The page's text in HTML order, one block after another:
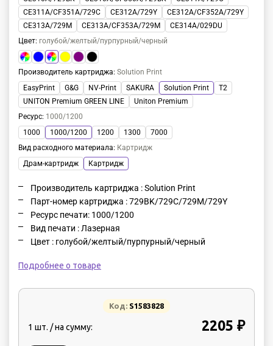
CE311A/CF351A/729C
CE312A/729Y
CE312A/CF352A/729Y
CE313A/729M
CE313A/CF353A/729M
CE314A/029DU
Цвет: голубой/желтый/пурпурный/черный
Производитель картриджа: Solution Print
EasyPrint
G&G NV-Print SAKURA Solution Print
T2
UNITON Premium GREEN LINE
Uniton Premium
Ресурс: 1000/1200
1000
1000/1200 1200 1300
7000
Вид расходного материала: Картридж
Драм-картридж
Картридж
Производитель картриджа : Solution Print
Парт-номер картриджа : 729BK/729C/729M/729Y
Ресурс печати: 1000/1200
Вид печати : Лазерная
Цвет : голубой/желтый/пурпурный/черный
Подробнее о товаре
Код: S1583828
1 шт. / на сумму: 2205 ₽